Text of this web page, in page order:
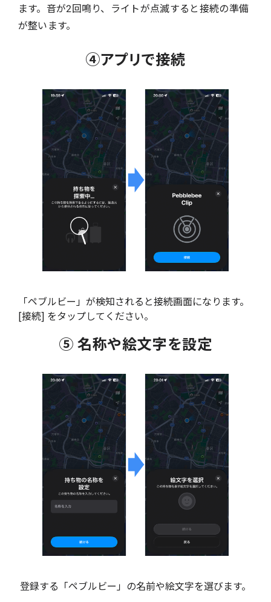
ます。音が2回鳴り、ライトが点滅すると接続の準備
が整います。
④アプリで接続
「ペブルビー」が検知されると接続画面になります。
[接続] をタップしてください。
⑤ 名称や絵文字を設定
登録する「ペブルビー」の名前や絵文字を選びます。